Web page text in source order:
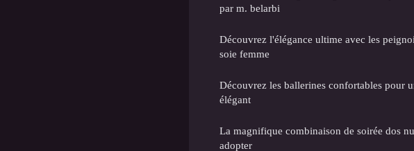
par m. belarbi
Découvrez l'élégance ultime avec les
soie femme
Découvrez les ballerines confortables pour
élégant
La magnifique combinaison de soirée dos
adopter